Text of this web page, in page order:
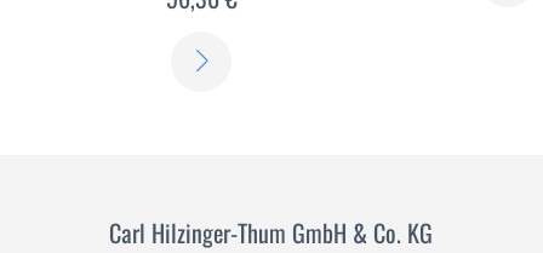
Carl Hilzinger-Thum GmbH & Co. KG